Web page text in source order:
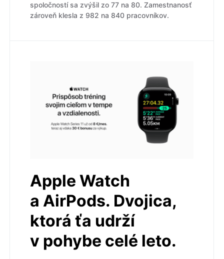
spoločností sa zvýšil zo 77 na 80. Zamestnanosť
zároveň klesla z 982 na 840 pracovníkov.
Apple Watch
a AirPods. Dvojica,
ktorá ťa udrží
v pohybe celé leto.